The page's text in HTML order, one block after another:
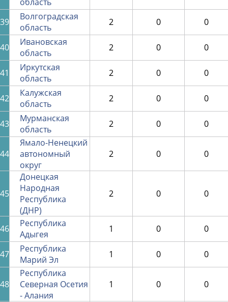
39
Волгоградская
область
2 0 0
40
Ивановская
область
2 0 0
41
Иркутская
область
2 0 0
42
Калужская
область
2 0 0
43
Мурманская
область
2 0 0
44
Ямало-Ненецкий
автономный
округ
2 0 0
45
Донецкая
Народная
Республика
(ДНР)
2 0 0
46
Республика
Адыгея
1 0 0
47
Республика
Марий Эл
1 0 0
48
Республика
Северная Осетия
- Алания
1 0 0